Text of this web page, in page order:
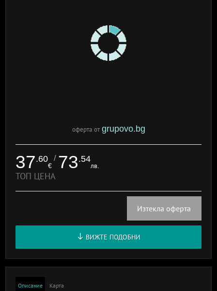
оферта от grupovo.bg
37.60
€
/ 73.54
лв.
ТОП ЦЕНА
Изтекла оферта
ВИЖТЕ ПОДОБНИ
Описание Карта